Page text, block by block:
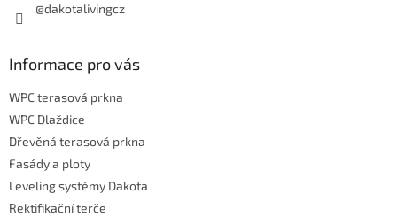
@dakotalivingcz
Informace pro vás
WPC terasová prkna
WPC Dlaždice
Dřevěná terasová prkna
Fasády a ploty
Leveling systémy Dakota
Rektifikační terče